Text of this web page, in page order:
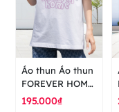
Áo thun Áo thun
FOREVER HOME
- áo thun cao
195.000₫